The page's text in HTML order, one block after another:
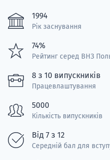
1994
Рік заснування
74%
Рейтинг серед ВНЗ
8 з 10 випускників
Працевлаштування
5000
Кількість випускників
Від 7 з 12
Середній бал для